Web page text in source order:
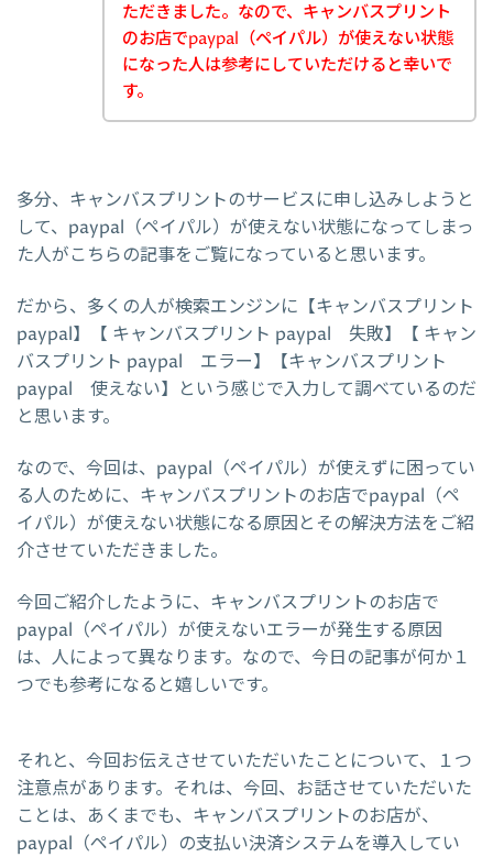
ただきました。なので、キャンバスプリント
のお店でpaypal（ペイパル）が使えない状態
になった人は参考にしていただけると幸いで
す。
多分、キャンバスプリントのサービスに申し込みしようと
して、paypal（ペイパル）が使えない状態になってしまっ
た人がこちらの記事をご覧になっていると思います。
だから、多くの人が検索エンジンに【キャンバスプリント
paypal】【 キャンバスプリント paypal 失敗】【 キャン
バスプリント paypal エラー】【キャンバスプリント
paypal 使えない】という感じで入力して調べているのだ
と思います。
なので、今回は、paypal（ペイパル）が使えずに困ってい
る人のために、キャンバスプリントのお店でpaypal（ペ
イパル）が使えない状態になる原因とその解決方法をご紹
介させていただきました。
今回ご紹介したように、キャンバスプリントのお店で
paypal（ペイパル）が使えないエラーが発生する原因
は、人によって異なります。なので、今日の記事が何か１
つでも参考になると嬉しいです。
それと、今回お伝えさせていただいたことについて、１つ
注意点があります。それは、今回、お話させていただいた
ことは、あくまでも、キャンバスプリントのお店が、
paypal（ペイパル）の支払い決済システムを導入してい